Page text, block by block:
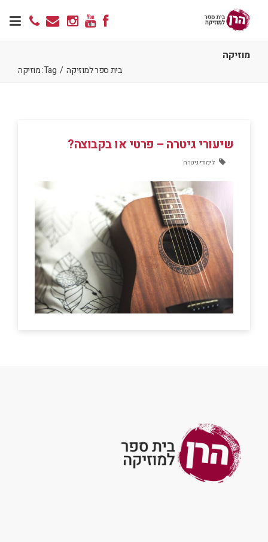
מוזיקה
בית ספר למוזיקה / Tag: מוזיקה
שיעורי גיטרה – פרטי או בקבוצה?
לימודי גיטרה